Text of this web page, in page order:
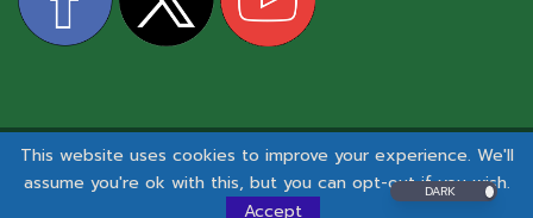
สงวนลิขสิทธิ์ © 2026 - กลไกการเผยแพร่ข้อมูลข่าวสารความหลากหลายทางชีวภาพ.
นโยบายและแนวปฏิบัติด้านสารสนเทศ|นโยบายคุ้มครองข้อมูลส่วนบุคคลIนโยบายคุกกี้
This website uses cookies to improve your experience. We'll
assume you're ok with this, but you can opt-out if you wish.
Accept
DARK